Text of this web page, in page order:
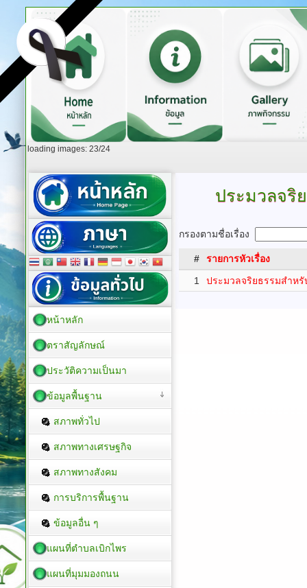
loading images: 23/24
ประมวลจริ
กรองตามชื่อเรื่อง
#
รายการหัวเรื่อง
1
ประมวลจริยธรรมสำหรั
หน้าหลัก
ตราสัญลักษณ์
ประวัติความเป็นมา
ข้อมูลพื้นฐาน
สภาพทั่วไป
สภาพทางเศรษฐกิจ
สภาพทางสังคม
การบริการพื้นฐาน
ข้อมูลอื่น ๆ
แผนที่ตำบลเบิกไพร
แผนที่มุมมองถนน